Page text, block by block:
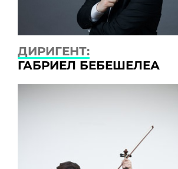
ДИРИГЕНТ:
ГАБРИЕЛ БЕБЕШЕЛЕА